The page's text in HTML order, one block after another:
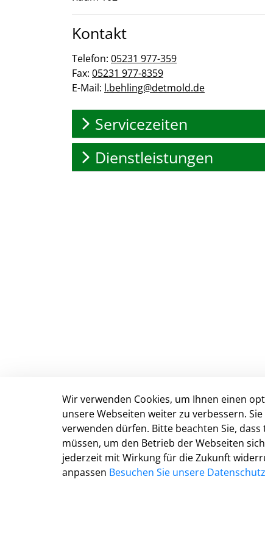
Kontakt
Telefon: 05231 977-359
Fax: 05231 977-8359
E-Mail: l.behling@detmold.de
Servicezeiten
Dienstleistungen
Stadt Detmold
Marktplatz 5
D-32756 Detmold
Tel.: 05231 977 0
Fax: 05231 977 299
Wir verwenden Cookies, um Ihnen einen
unsere Webseiten weiter zu verbessern.
verwenden dürfen. Bitte beachten Sie,
müssen, um den Betrieb der Webseiten
jederzeit mit Wirkung für die Zukunft
anpassen Besuchen Sie unsere